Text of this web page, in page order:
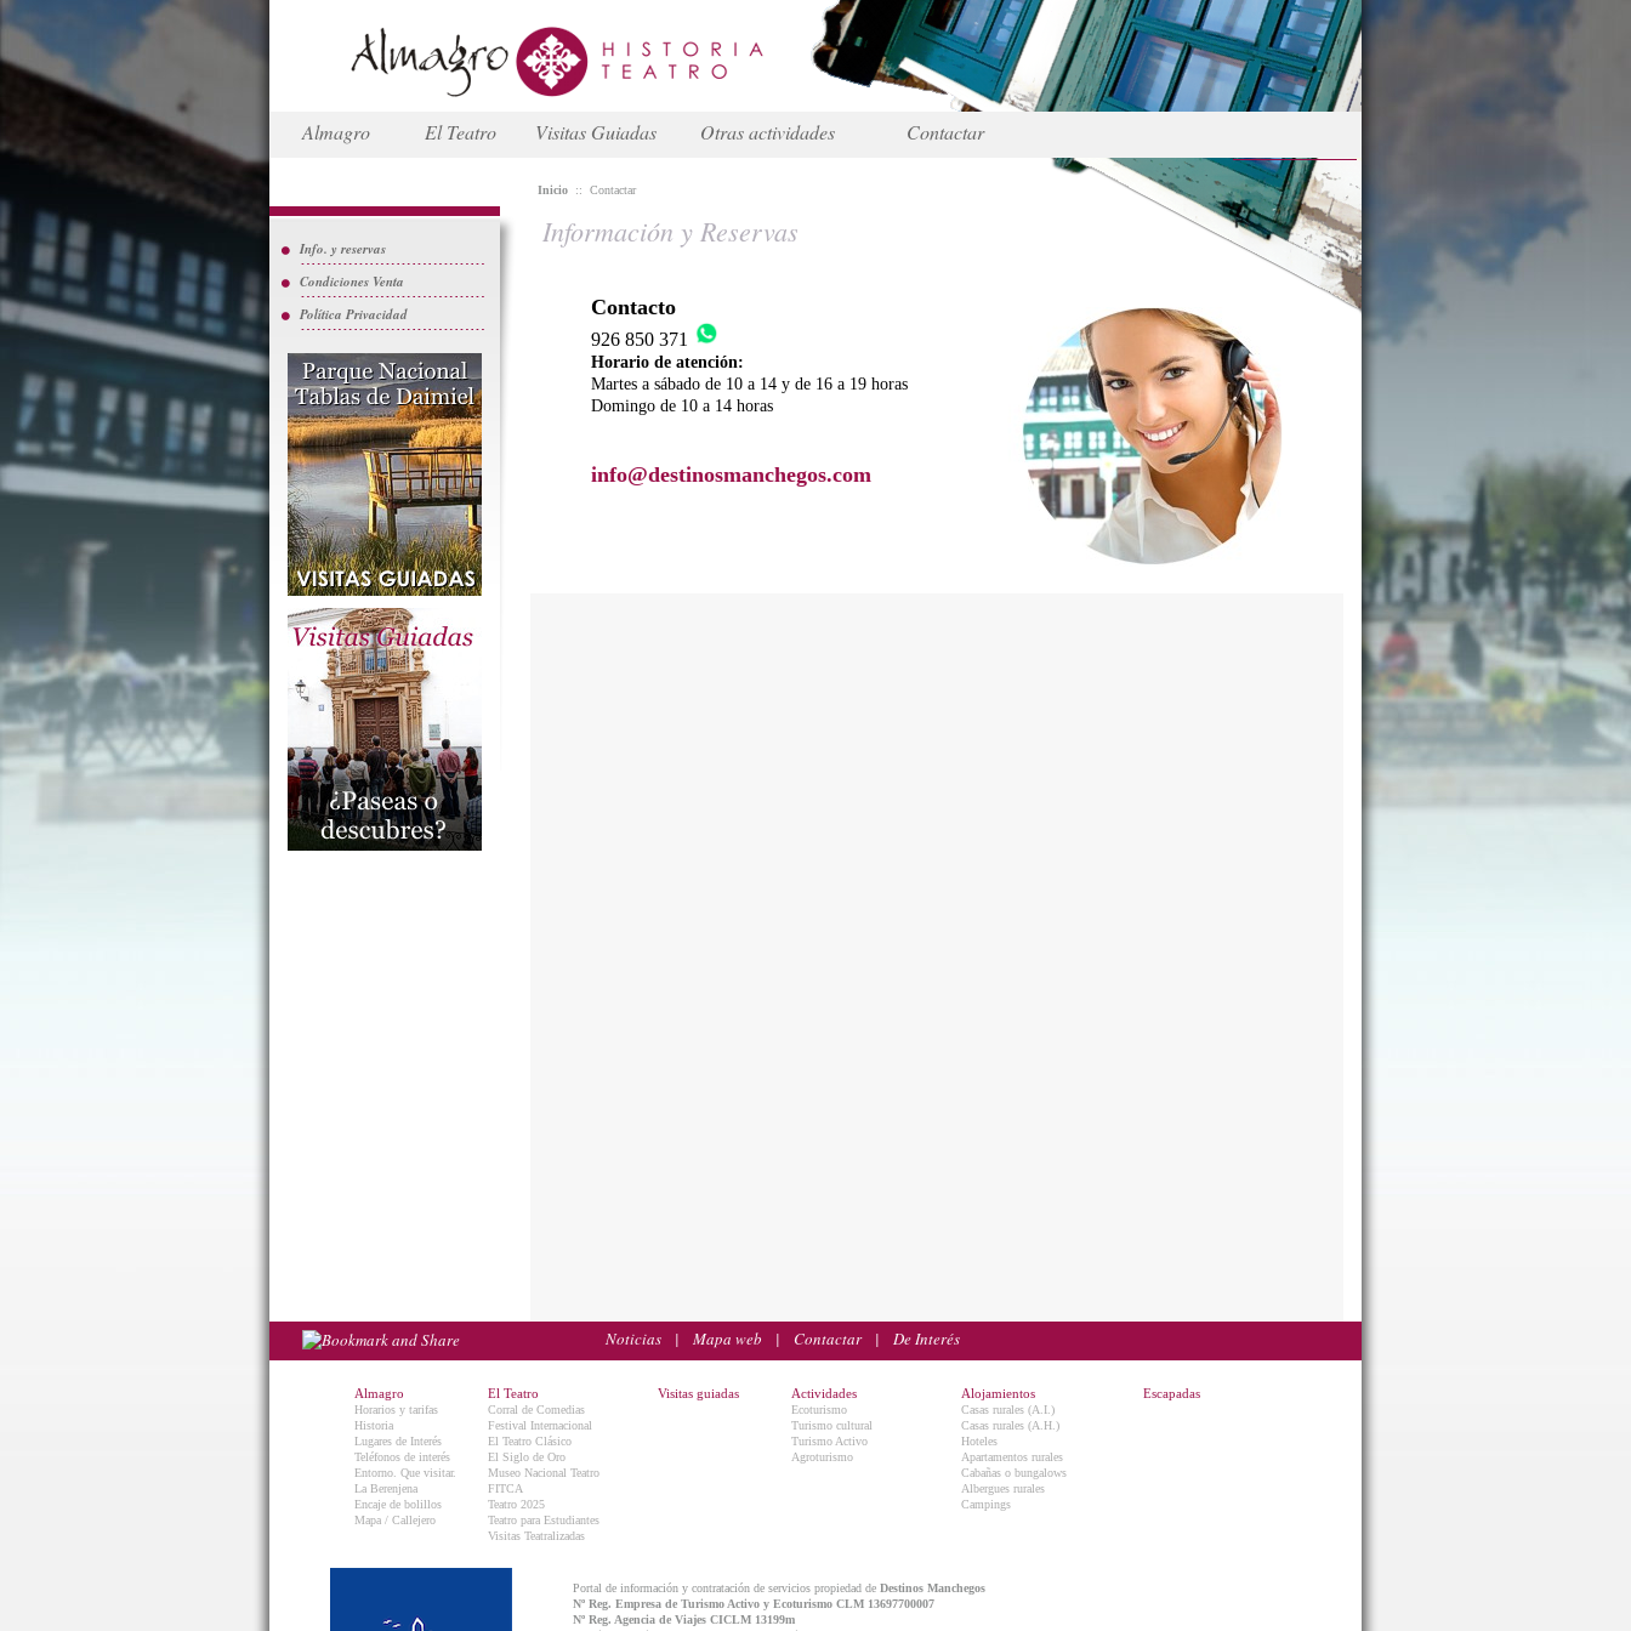
Almagro El Teatro Visitas Guiadas Otras actividades Contactar
Info. y reservas
Condiciones Venta
Política Privacidad
Inicio :: Contactar
Información y Reservas
Contacto
926 850 371
Horario de atención:
Martes a sábado de 10 a 14 y de 16 a 19 horas
Domingo de 10 a 14 horas
info@destinosmanchegos.com
Noticias | Mapa web | Contactar| De Interés
Almagro
Horarios y tarifas
Historia
Lugares de Interés
Teléfonos de interés
Entorno. Que visitar.
La Berenjena
Encaje de bolillos
Mapa / Callejero
El Teatro
Corral de Comedias
Festival Internacional
El Teatro Clásico
El Siglo de Oro
Museo Nacional Teatro
FITCA
Teatro 2025
Teatro para Estudiantes
Visitas Teatralizadas
Visitas guiadas Actividades
Ecoturismo
Turismo cultural
Turismo Activo
Agroturismo
Alojamientos
Casas rurales (A.I.)
Casas rurales (A.H.)
Hoteles
Apartamentos rurales
Cabañas o bungalows
Albergues rurales
Campings
Escapadas
Portal de información y contratación de servicios propiedad de Destinos Manchegos
Nº Reg. Empresa de Turismo Activo y Ecoturismo CLM 13697700007
Nº Reg. Agencia de Viajes CICLM 13199m